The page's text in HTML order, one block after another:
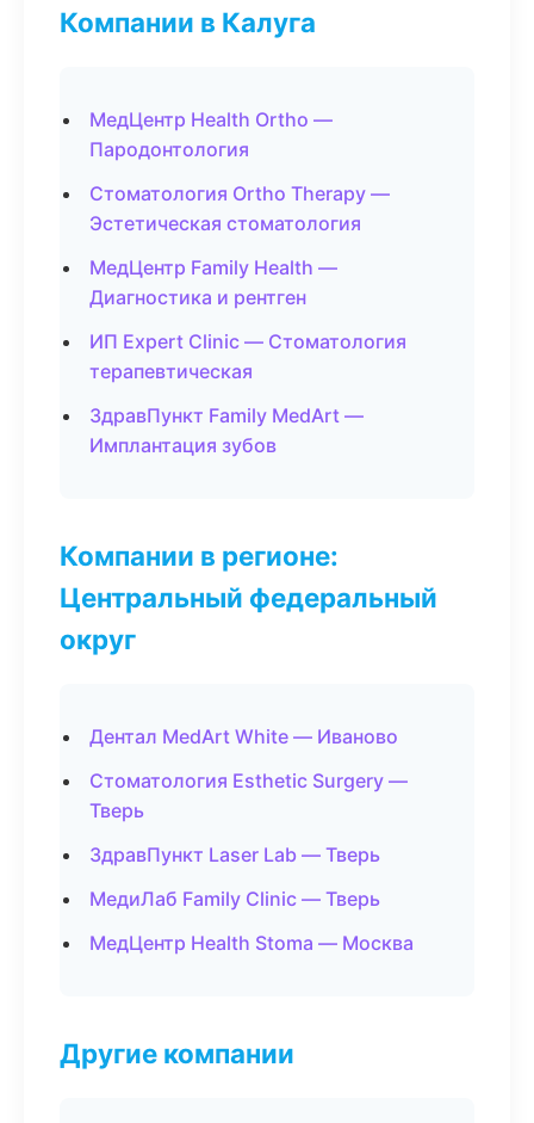
Компании в Калуга
МедЦентр Health Ortho —
Пародонтология
Стоматология Ortho Therapy —
Эстетическая стоматология
МедЦентр Family Health —
Диагностика и рентген
ИП Expert Clinic — Стоматология
терапевтическая
ЗдравПункт Family MedArt —
Имплантация зубов
Компании в регионе:
Центральный федеральный
округ
Дентал MedArt White — Иваново
Стоматология Esthetic Surgery —
Тверь
ЗдравПункт Laser Lab — Тверь
МедиЛаб Family Clinic — Тверь
МедЦентр Health Stoma — Москва
Другие компании